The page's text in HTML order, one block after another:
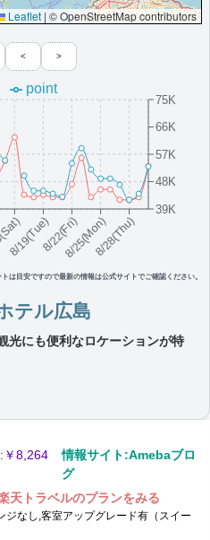
イ･マリオット･岡山
ル。無料Wi-Fiと24時間営業の
8,264情報サイ
ト:avenir.chiffon.blog
天トラベルのプランをみる
ジなし,客室アップグレード有（スイー
イ･マリオット･広島
るホテル。静かな環境、美味し
8,264
情報サイト:Amebaブロ
グ
天トラベルのプランをみる
ジなし,客室アップグレード有（スイー
Leaflet | © OpenStreetMap contributors
8/19(Tue)8/22(Fri)8/25(Mon)8/28(Thu)
39K
48K
57K
66K
75K
point
は目安ですので最新の情報は公式サイトでご確認ください。
< >
テル広島
光にも便利なロケーションが特
ト朝食選択可,ラウンジアクセス有（ラ